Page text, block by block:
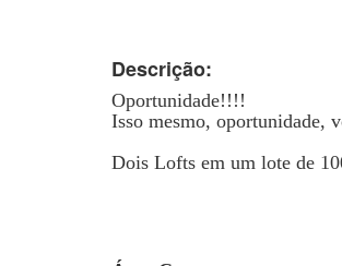
Descrição:
Oportunidade!!!!
Isso mesmo, oportunidade,
Dois Lofts em um lote de